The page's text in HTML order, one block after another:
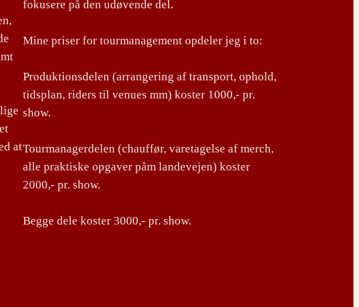
at
fokusere på den udøvende del.
Mine priser for tourmanagement opdeler jeg i to:
Produktionsdelen (arrangering af transport, ophold,
tidsplan, riders til venues mm) koster 1000,- pr.
show.
Tourmanagerdelen (chauffør, varetagelse af merch,
alle praktiske opgaver påm landevejen) koster
2000,- pr. show.
Begge dele koster 3000,- pr. show.